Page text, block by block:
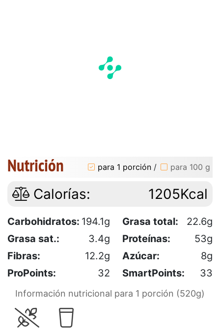
Nutrición para 1 porción / para 100 g
Calorías: 1205Kcal
Carbohidratos: 194.1g Grasa total:
22.6g
Grasa sat.:
3.4g Proteínas:
53g
Fibras:
12.2g Azúcar:
8g
ProPoints:
32 SmartPoints: 33
Información nutricional para 1 porción (520g)